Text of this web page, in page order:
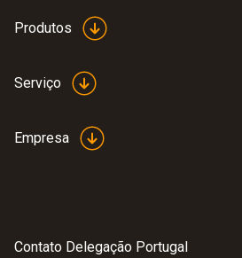
Produtos
Serviço
Empresa
Contato Delegação Portugal